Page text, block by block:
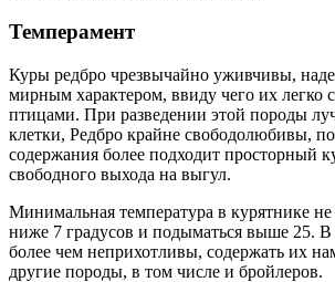
Темперамент
Куры редбро чрезвычайно уживчивы,
мирным характером, ввиду чего их легко
птицами. При разведении этой породы
клетки, Редбро крайне свободолюбивы,
содержания более подходит просторный
свободного выхода на выгул.
Минимальная температура в курятнике
ниже 7 градусов и подыматься выше 25.
более чем неприхотливы, содержать их
другие породы, в том числе и бройлеров.